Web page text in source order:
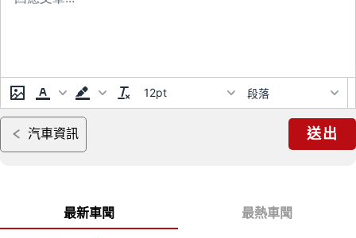
12pt 段落
汽車資訊 送出
最新車聞 最熱車聞